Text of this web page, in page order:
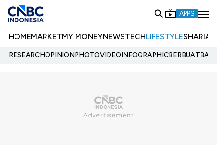
APPS
HOMEMARKETMY MONEYNEWSTECHLIFESTYLESHARIA
RESEARCHOPINIONPHOTOVIDEOINFOGRAPHIC